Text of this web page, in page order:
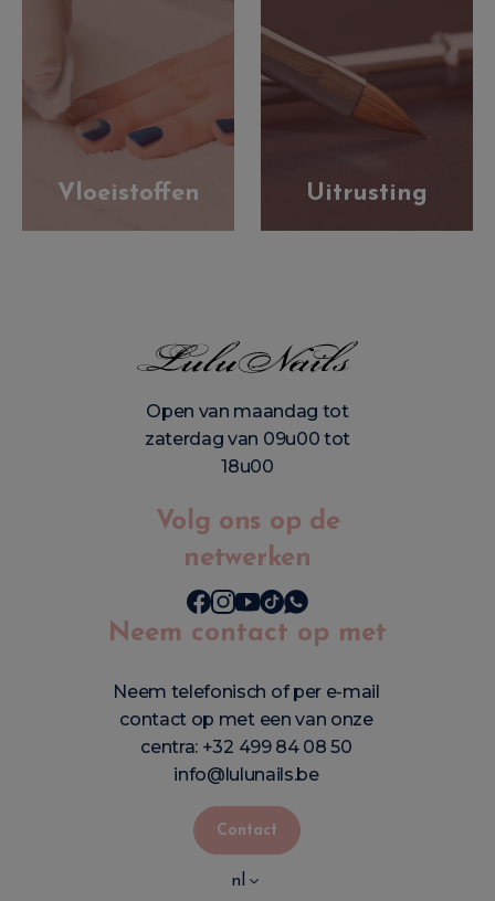
Vloeistoffen Uitrusting
Open van maandag tot
zaterdag van 09u00 tot
18u00
Volg ons op de
netwerken
Neem contact op met
Neem telefonisch of per e-mail
contact op met een van onze
centra: +32 499 84 08 50
info@lulunails.be
Contact
nl